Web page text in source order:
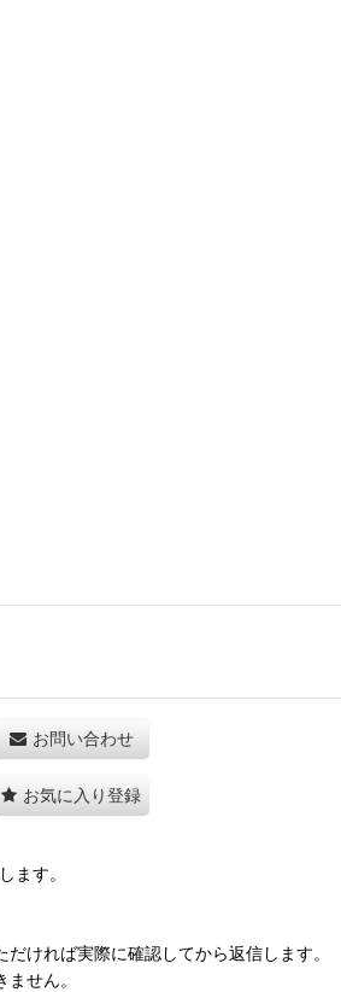
お問い合わせ
お気に入り登録
ます。
ければ実際に確認してから返信します。
せん。